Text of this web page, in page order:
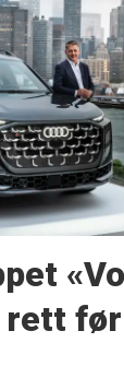
rett før